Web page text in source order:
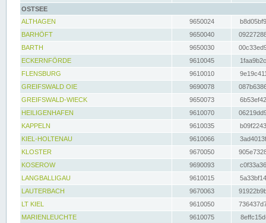
OSTSEE
ALTHAGEN
9650024
BARHÖFT
9650040
BARTH
9650030
ECKERNFÖRDE
9610045
FLENSBURG
9610010
GREIFSWALD OIE
9690078
GREIFSWALD-WIECK
9650073
HEILIGENHAFEN
9610070
KAPPELN
9610035
KIEL-HOLTENAU
9610066
KLOSTER
9670050
KOSEROW
9690093
LANGBALLIGAU
9610015
LAUTERBACH
9670063
LT KIEL
9610050
MARIENLEUCHTE
9610075